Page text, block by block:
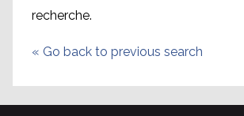
recherche.
« Go back to previous search